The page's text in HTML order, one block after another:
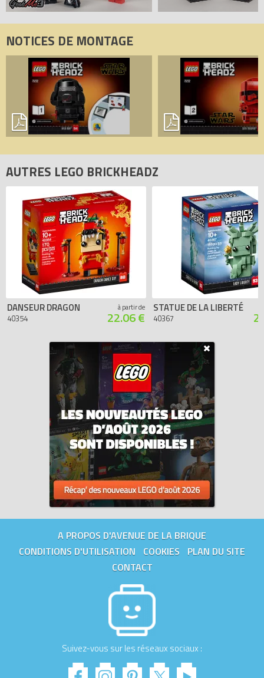
NOTICES DE MONTAGE
AUTRES LEGO BRICKHEADZ
DANSEUR DRAGON
40354
à partir de
22.06 €
STATUE DE LA LIBERTÉ
40367
A PROPOS D'AVENUE DE LA BRIQUE
CONDITIONS D'UTILISATION
COOKIES
PLAN DU SITE
CONTACT
Suivez-vous sur les réseaux sociaux :